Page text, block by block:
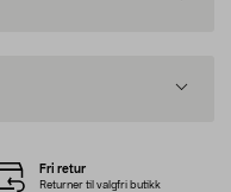
Fri retur
Returner til valgfri butikk